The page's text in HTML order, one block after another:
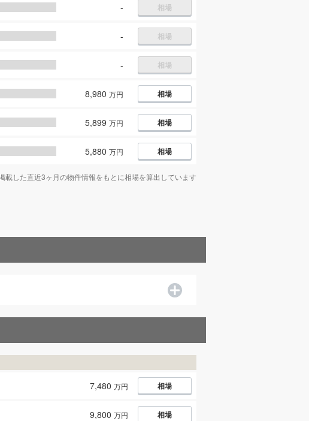
- 相場
- 相場
- 相場
8,980 万円 相場
5,899 万円 相場
5,880 万円 相場
載した直近3ヶ月の物件情報をもとに相場を算出しています
7,480 万円 相場
9,800 万円 相場